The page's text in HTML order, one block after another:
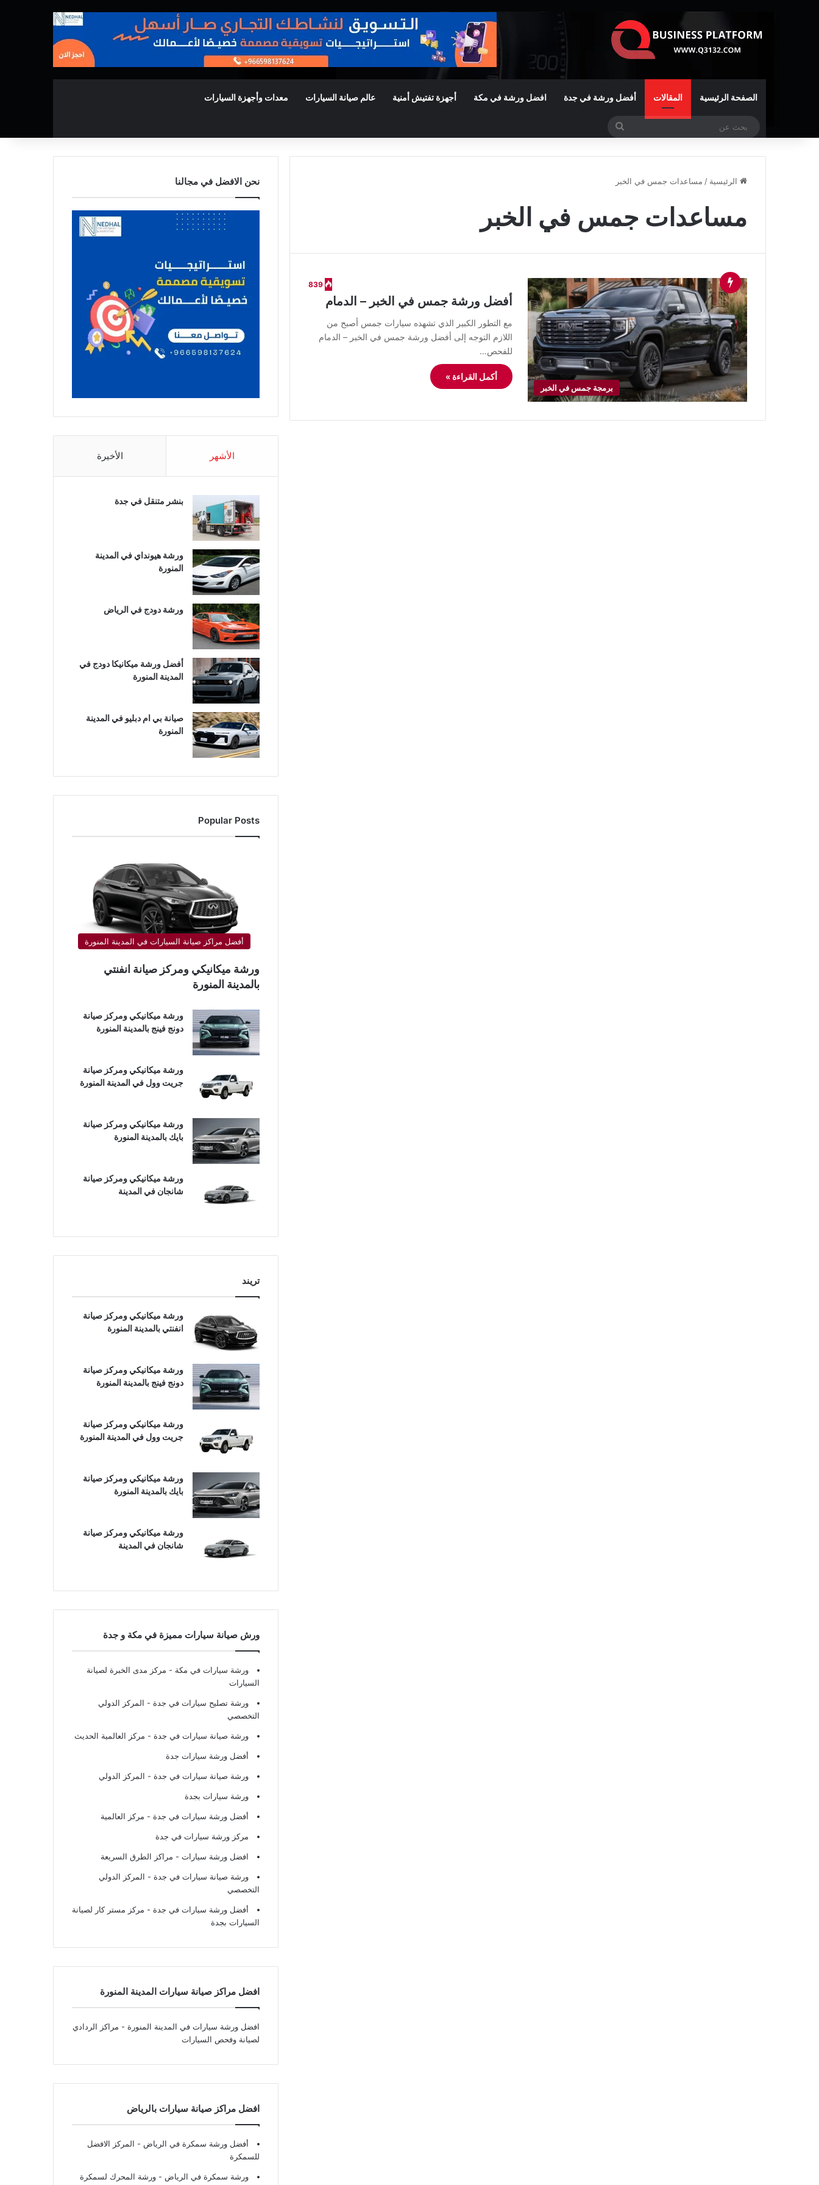
الصفحة الرئيسية المقالات أفضل ورشة في جدة افضل ورشة في مكة أجهزة تفتيش أمنية عالم صيانة السيارات معدات وأجهزة السيارات
الرئيسية / مساعدات جمس في الخبر
مساعدات جمس في الخبر
برمجة جمس في الخبر
839
أفضل ورشة جمس في الخبر – الدمام
مع التطور الكبير الذي تشهده سيارات جمس أصبح من
اللازم التوجه إلى أفضل ورشة جمس في الخبر – الدمام
للفحص…
أكمل القراءة »
نحن الافضل في مجالنا
الأشهر الأخيرة
بنشر متنقل في جدة
ورشة هيونداي في المدينة
المنورة
ورشة دودج في الرياض
أفضل ورشة ميكانيكا دودج في
المدينة المنورة
صيانة بي ام دبليو في المدينة
المنورة
Popular Posts
أفضل مراكز صيانة السيارات في المدينة المنورة
ورشة ميكانيكي ومركز صيانة انفنتي
بالمدينة المنورة
ورشة ميكانيكي ومركز صيانة
دونج فينج بالمدينة المنورة
ورشة ميكانيكي ومركز صيانة
جريت وول في المدينة المنورة
ورشة ميكانيكي ومركز صيانة
بايك بالمدينة المنورة
ورشة ميكانيكي ومركز صيانة
شانجان في المدينة
تريند
ورشة ميكانيكي ومركز صيانة
انفنتي بالمدينة المنورة
ورشة ميكانيكي ومركز صيانة
دونج فينج بالمدينة المنورة
ورشة ميكانيكي ومركز صيانة
جريت وول في المدينة المنورة
ورشة ميكانيكي ومركز صيانة
بايك بالمدينة المنورة
ورشة ميكانيكي ومركز صيانة
شانجان في المدينة
ورش صيانة سيارات مميزة في مكة و جدة
ورشة سيارات في مكة - مركز مدى الخبرة لصيانة
السيارات
ورشة تصليح سيارات في جدة - المركز الدولي
التخصصي
ورشة صيانة سيارات في جدة - مركز العالمية الحديث
أفضل ورشة سيارات جدة
ورشة صيانة سيارات في جدة - المركز الدولي
ورشة سيارات بجدة
أفضل ورشة سيارات في جدة - مركز العالمية
مركز ورشة سيارات في جدة
افضل ورشة سيارات - مراكز الطرق السريعة
ورشة صيانة سيارات في جدة - المركز الدولي
التخصصي
أفضل ورشة سيارات في جدة - مركز مستر كار لصيانة
السيارات بجدة
افضل مراكز صيانة سيارات المدينة المنورة
افضل ورشة سيارات في المدينة المنورة - مراكز الردادي
لصيانة وفحص السيارات
افضل مراكز صيانة سيارات بالرياض
أفضل ورشة سمكرة في الرياض - المركز الافضل
للسمكرة
ورشة سمكرة في الرياض - ورشة المحرك لسمكرة